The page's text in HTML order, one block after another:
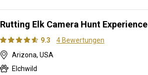
Rutting Elk Camera Hunt Experience
9.3
4 Bewertungen
Arizona, USA
Elchwild